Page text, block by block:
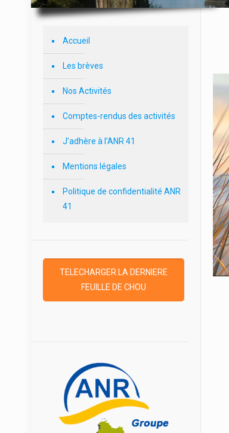
Accueil
Les brèves
Nos Activités
Comptes-rendus des activités
J’adhère à l’ANR 41
Mentions légales
Politique de confidentialité ANR
41
TELECHARGER LA DERNIERE
FEUILLE DE CHOU